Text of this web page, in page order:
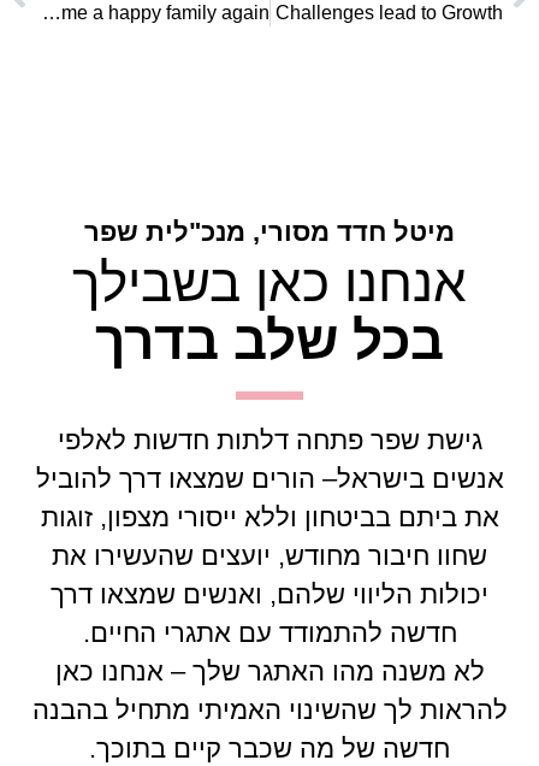
Challenges lead to Growth
We became a happy family again
מיטל חדד מסורי, מנכ"לית שפר
אנחנו כאן בשבילך
בכל שלב בדרך
גישת שפר פתחה דלתות חדשות לאלפי
אנשים בישראל– הורים שמצאו דרך להוביל
את ביתם בביטחון וללא ייסורי מצפון, זוגות
שחוו חיבור מחודש, יועצים שהעשירו את
יכולות הליווי שלהם, ואנשים שמצאו דרך
חדשה להתמודד עם אתגרי החיים.
לא משנה מהו האתגר שלך – אנחנו כאן
להראות לך שהשינוי האמיתי מתחיל בהבנה
חדשה של מה שכבר קיים בתוכך.